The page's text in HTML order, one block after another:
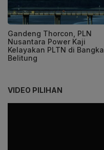
Gandeng Thorcon, PLN
Nusantara Power Kaji
Kelayakan PLTN di Bangka
Belitung
VIDEO PILIHAN